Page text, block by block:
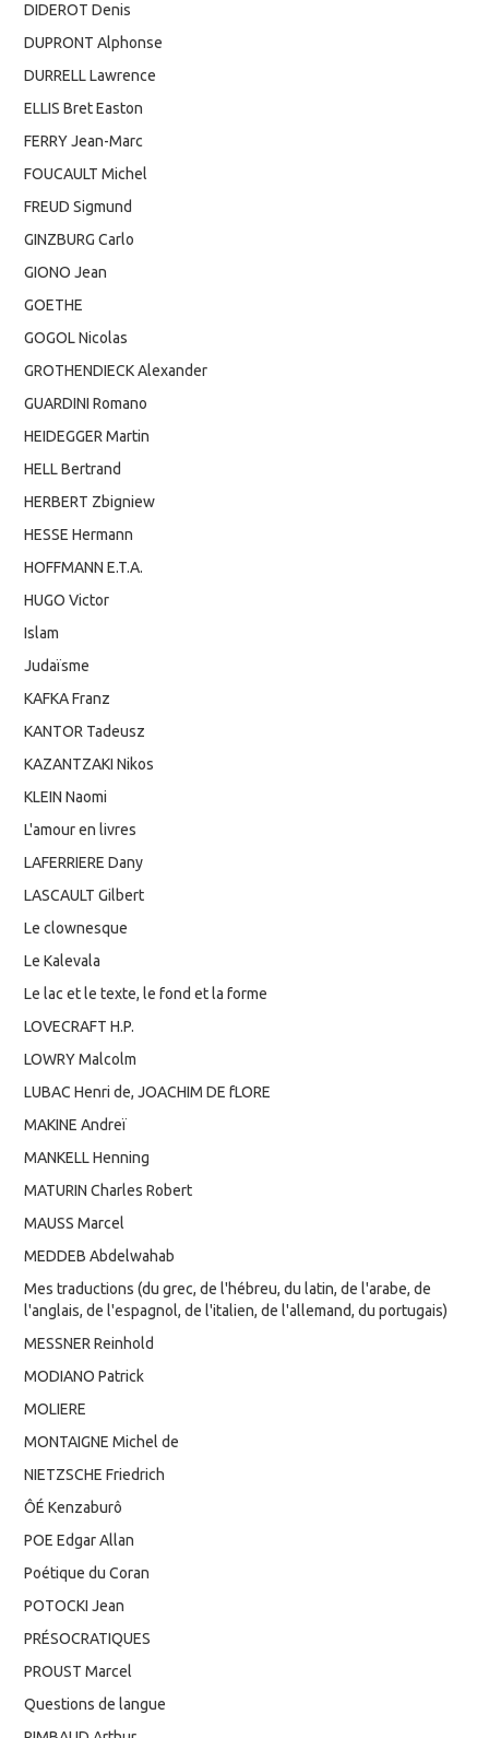
DIDEROT Denis
DUPRONT Alphonse
DURRELL Lawrence
ELLIS Bret Easton
FERRY Jean-Marc
FOUCAULT Michel
FREUD Sigmund
GINZBURG Carlo
GIONO Jean
GOETHE
GOGOL Nicolas
GROTHENDIECK Alexander
GUARDINI Romano
HEIDEGGER Martin
HELL Bertrand
HERBERT Zbigniew
HESSE Hermann
HOFFMANN E.T.A.
HUGO Victor
Islam
Judaïsme
KAFKA Franz
KANTOR Tadeusz
KAZANTZAKI Nikos
KLEIN Naomi
L'amour en livres
LAFERRIERE Dany
LASCAULT Gilbert
Le clownesque
Le Kalevala
Le lac et le texte, le fond et la forme
LOVECRAFT H.P.
LOWRY Malcolm
LUBAC Henri de, JOACHIM DE fLORE
MAKINE Andreï
MANKELL Henning
MATURIN Charles Robert
MAUSS Marcel
MEDDEB Abdelwahab
Mes traductions (du grec, de l'hébreu, du latin, de l'arabe, de
l'anglais, de l'espagnol, de l'italien, de l'allemand, du portugais)
MESSNER Reinhold
MODIANO Patrick
MOLIERE
MONTAIGNE Michel de
NIETZSCHE Friedrich
ÔÉ Kenzaburô
POE Edgar Allan
Poétique du Coran
POTOCKI Jean
PRÉSOCRATIQUES
PROUST Marcel
Questions de langue